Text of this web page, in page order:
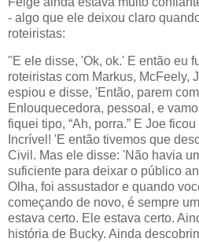
- algo que ele deixou claro
roteiristas:
"E ele disse, 'Ok, ok.' E então eu
roteiristas com Markus, McFeely,
espiou e disse, 'Então, parem
Enlouquecedora, pessoal, e
fiquei tipo, “Ah, porra.” E Joe
Incrível! 'E então tivemos que
Civil. Mas ele disse: 'Não havia
suficiente para deixar o público
Olha, foi assustador e quando
começando de novo, é sempre
estava certo. Ele estava certo.
história de Bucky. Ainda